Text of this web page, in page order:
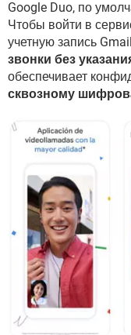
Google Duo, по
Чтобы войти в
учетную запись
звонки без
обеспечивает
сквозному